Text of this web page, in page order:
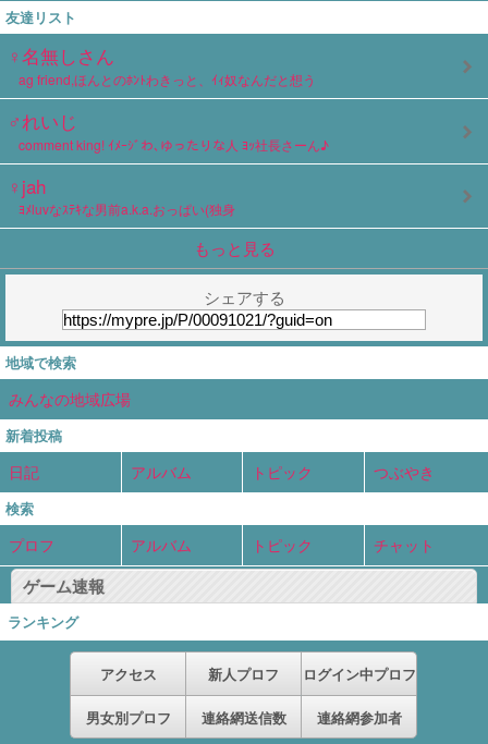
友達リスト
♀名無しさん
ag friend,ほんとのﾎﾝﾄわきっと、ｲｨ奴なんだと想う
♂れいじ
comment king! ｲﾒｰｼﾞわ､ゆったりな人 ﾖｯ社長さーん♪
♀jah
ﾖﾒluvなｽﾃｷな男前a.k.a.おっぱい(独身
もっと見る
シェアする
地域で検索
みんなの地域広場
新着投稿
日記 アルバム トピック つぶやき
検索
プロフ アルバム トピック チャット
ゲーム速報
ランキング
アクセス 新人プロフ ログイン中プロフ
男女別プロフ 連絡網送信数 連絡網参加者